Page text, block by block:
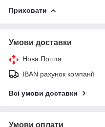
Приховати
Умови доставки
Нова Пошта
IBAN рахунок компанії
Всі умови доставки
Умови оплати